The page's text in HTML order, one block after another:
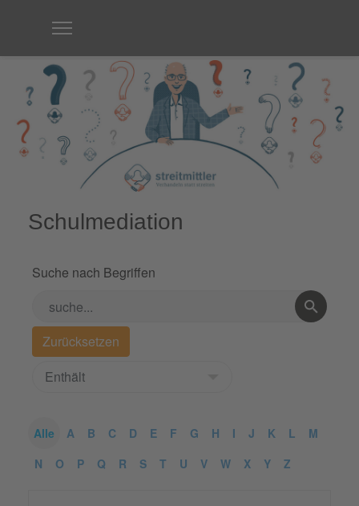
Schulmediation
Suche nach Begriffen
Alle A B C D E F G H I J K L
M
N
O P Q R S T U V W X Y Z